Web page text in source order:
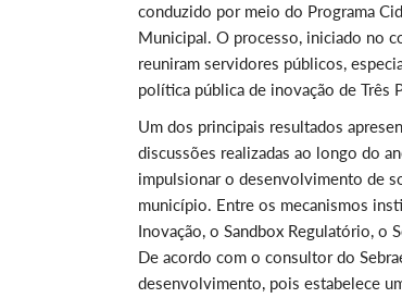
conduzido por meio do Programa
Municipal. O processo, iniciado no
reuniram servidores públicos,
política pública de inovação de Três
Um dos principais resultados
discussões realizadas ao longo do
impulsionar o desenvolvimento de
município. Entre os mecanismos
Inovação, o Sandbox Regulatório, o
De acordo com o consultor do
desenvolvimento, pois estabelece